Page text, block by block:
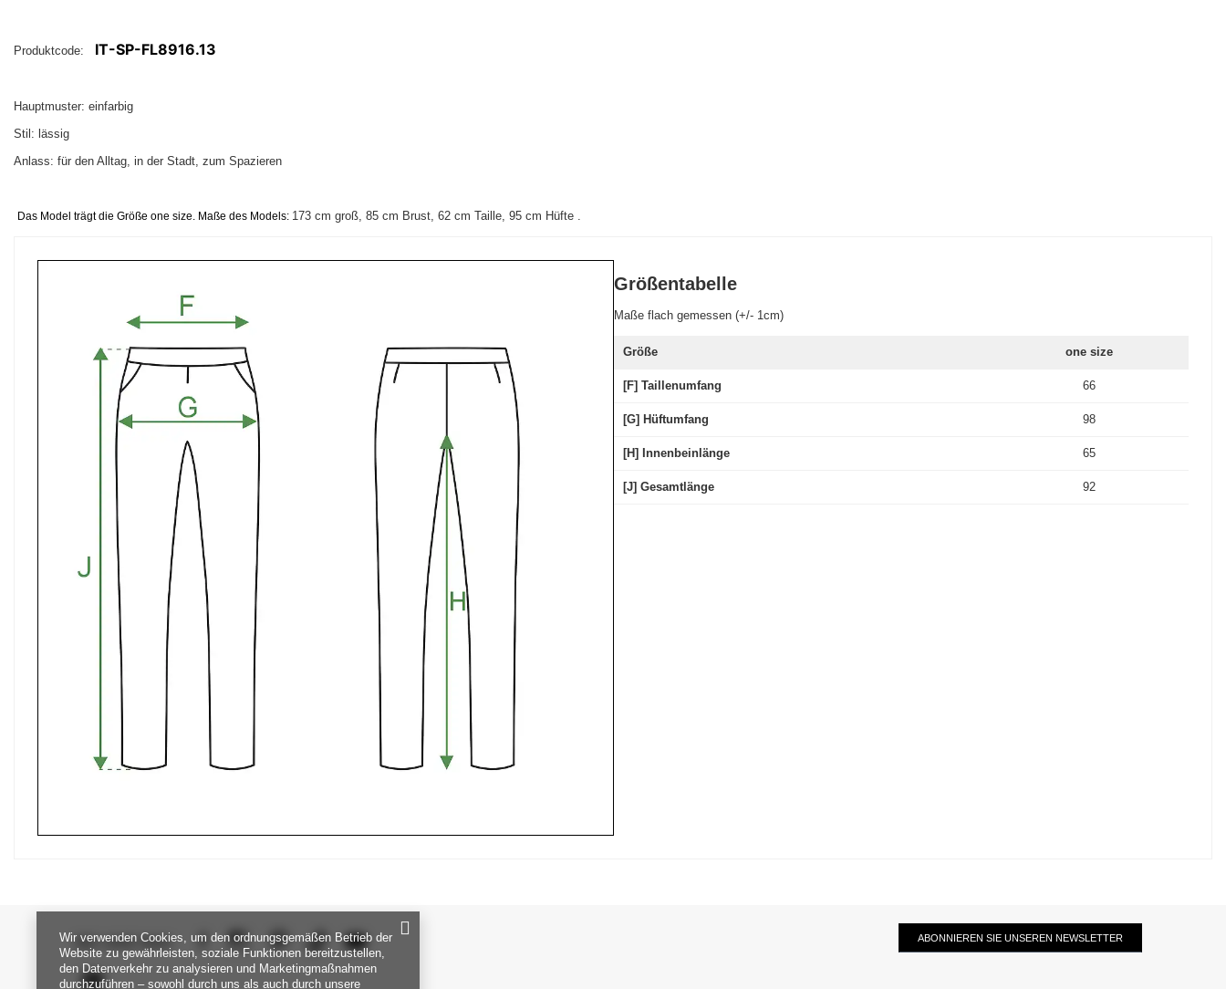
Produktcode: IT-SP-FL8916.13
Hauptmuster: einfarbig
Stil: lässig
Anlass: für den Alltag, in der Stadt, zum Spazieren
Das Model trägt die Größe one size. Maße des Models: 173 cm groß, 85 cm Brust, 62 cm Taille, 95 cm Hüfte
Größentabelle
Maße flach gemessen (+/- 1cm)
Größe one size
[F] Taillenumfang 66
[G] Hüftumfang 98
[H] Innenbeinlänge 65
[J] Gesamtlänge 92
SEI UNS NAH ABONNIEREN SIE UNSEREN NEWSLETTER
Wir verwenden Cookies, um den ordnungsgemäßen Betrieb der
Website zu gewährleisten, soziale Funktionen bereitzustellen,
den Datenverkehr zu analysieren und Marketingmaßnahmen
durchzuführen – sowohl durch uns als auch durch unsere